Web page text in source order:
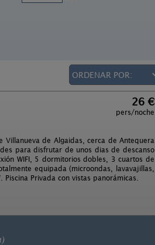
26 €
pers/noche
de Algaidas, cerca de Antequera
para disfrutar de unos dias de descanso
WIFI, 5 dormitorios dobles, 3 cuartos de
equipada (microondas, lavavajillas,
Privada con vistas panorámicas.